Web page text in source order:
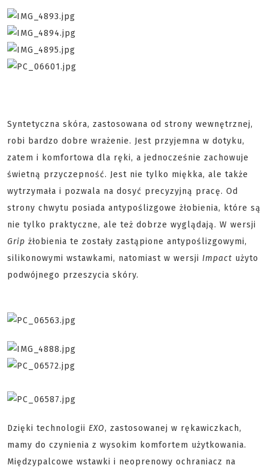
Syntetyczna skóra, zastosowana od strony wewnętrznej,
robi bardzo dobre wrażenie. Jest przyjemna w dotyku,
zatem i komfortowa dla ręki, a jednocześnie zachowuje
świetną przyczepność. Jest nie tylko miękka, ale także
wytrzymała i pozwala na dosyć precyzyjną pracę. Od
strony chwytu posiada antypoślizgowe żłobienia, które są
nie tylko praktyczne, ale też dobrze wyglądają. W wersji
Grip żłobienia te zostały zastąpione antypoślizgowymi,
silikonowymi wstawkami, natomiast w wersji Impact użyto
podwójnego przeszycia skóry.
Dzięki technologii EXO, zastosowanej w rękawiczkach,
mamy do czynienia z wysokim komfortem użytkowania.
Międzypalcowe wstawki i neoprenowy ochraniacz na